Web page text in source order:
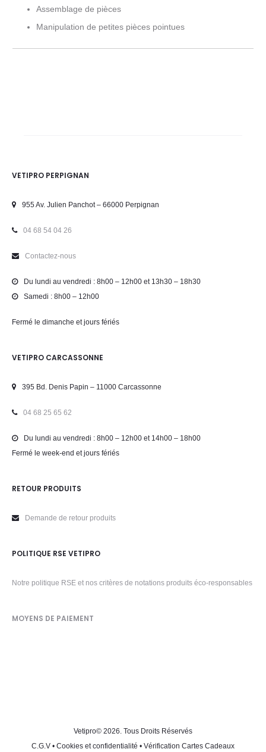
Assemblage de pièces
Manipulation de petites pièces pointues
VETIPRO PERPIGNAN
955 Av. Julien Panchot – 66000 Perpignan
04 68 54 04 26
Contactez-nous
Du lundi au vendredi : 8h00 – 12h00 et 13h30 – 18h30
Samedi : 8h00 – 12h00
Fermé le dimanche et jours fériés
VETIPRO CARCASSONNE
395 Bd. Denis Papin – 11000 Carcassonne
04 68 25 65 62
Du lundi au vendredi : 8h00 – 12h00 et 14h00 – 18h00
Fermé le week-end et jours fériés
RETOUR PRODUITS
Demande de retour produits
POLITIQUE RSE VETIPRO
Notre politique RSE et nos critères de notations produits éco-responsables
MOYENS DE PAIEMENT
Vetipro© 2026. Tous Droits Réservés
C.G.V • Cookies et confidentialité • Vérification Cartes Cadeaux